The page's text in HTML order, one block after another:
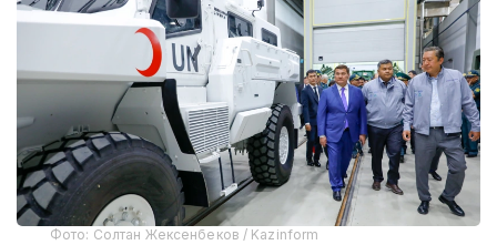
Фото: Солтан Жексенбеков / Kazinform